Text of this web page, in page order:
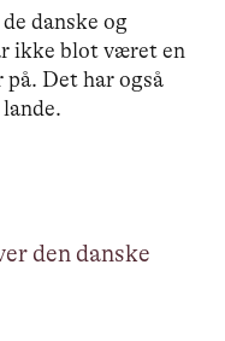
danske og
ikke blot været en
på. Det har også
den danske